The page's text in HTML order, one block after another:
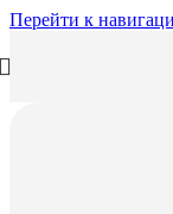
Перейти к